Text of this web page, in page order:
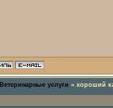
Ветеринарные услуги » хороший